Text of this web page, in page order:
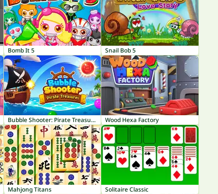
Bomb It 5 Snail Bob 5
Bubble Shooter: Pirate Treasures Wood Hexa Factory
Mahjong Titans Solitaire Classic